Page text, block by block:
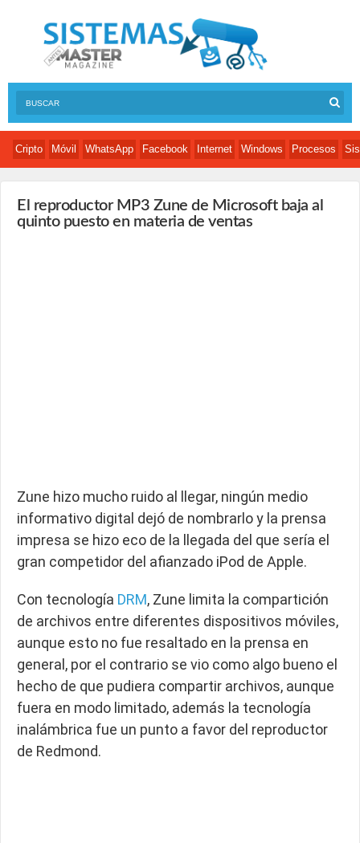
Cripto Móvil WhatsApp Facebook Internet Windows Procesos
El reproductor MP3 Zune de Microsoft baja al
quinto puesto en materia de ventas
Zune hizo mucho ruido al llegar, ningún medio
informativo digital dejó de nombrarlo y la prensa
impresa se hizo eco de la llegada del que sería el
gran competidor del afianzado iPod de Apple.
Con tecnología DRM, Zune limita la compartición
de archivos entre diferentes dispositivos móviles,
aunque esto no fue resaltado en la prensa en
general, por el contrario se vio como algo bueno el
hecho de que pudiera compartir archivos, aunque
fuera en modo limitado, además la tecnología
inalámbrica fue un punto a favor del reproductor
de Redmond.